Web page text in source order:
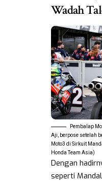
Wadah
Pembalap
Aji, berpose setelah
Moto3 di Sirkuit
Honda Team Asia)
Dengan
seperti